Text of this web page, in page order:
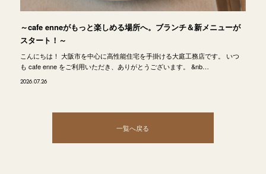
～cafe enneがもっと楽しめる場所へ。ブランチ＆新メニューが
スタート！～
こんにちは！ 大阪市を中心に高性能住宅を手掛ける大庭工務店です。 いつ
も cafe enne をご利用いただき、ありがとうございます。 &nb…
2026.07.26
一覧へ戻る